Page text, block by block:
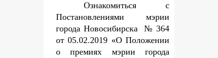
Ознакомиться с
Постановлениями мэрии
города Новосибирска № 364
от 05.02.2019 «О Положении
о премиях мэрии города